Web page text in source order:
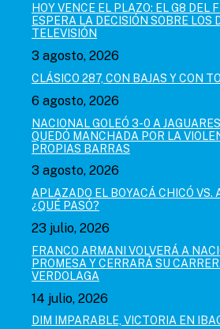
HOY VENCE EL PLAZO: EL G8 DEL
ESPERA LA DECISIÓN SOBRE LOS
TELEVISIÓN
3 agosto, 2026
CLÁSICO 287, CON BAJAS Y CON
6 agosto, 2026
NACIONAL GOLEÓ 3-0 A
QUEDÓ MANCHADA POR LA
PROPIAS BARRAS
3 agosto, 2026
APLAZADO EL BOYACÁ CHICÓ VS.
¿QUÉ PASÓ?
23 julio, 2026
FRANCO ARMANI VOLVERÁ A
PROMESA Y CERRARÁ SU
VERDOLAGA
14 julio, 2026
DIM IMPARABLE, VICTORIA EN